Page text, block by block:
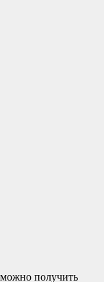
получить